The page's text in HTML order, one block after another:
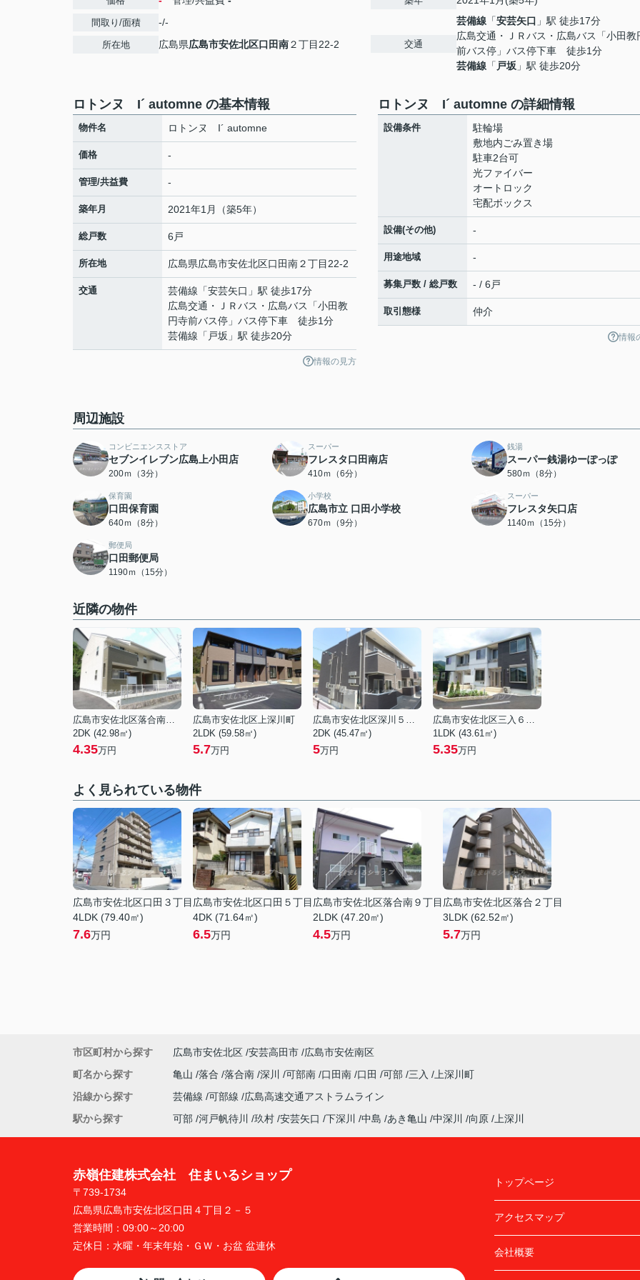
間取り/面積 -/-
所在地 広島県広島市安佐北区口田南２丁目22-2 交通
芸備線 「安芸矢口 」駅 徒歩17分
広島交通・ＪＲバス・広島バス「小田教
前バス停」バス停下車 徒歩1分
芸備線 「 戸坂 」駅 徒歩20分
ロトンヌ I´ automne の基本情報
物件名 ロトンヌ I´ automne
価格 -
管理/共益費 -
築年月 2021年1月（築5年）
総戸数 6戸
所在地 広島県広島市安佐北区口田南２丁目22-2
交通 芸備線 「安芸矢口 」駅 徒歩17分
広島交通・ＪＲバス・広島バス「小田教
円寺前バス停」バス停下車 徒歩1分
芸備線 「 戸坂 」駅 徒歩20分
情報の見方
ロトンヌ I´ automne の詳細情報
設備条件
駐輪場
敷地内ごみ置き場
駐車2台可
光ファイバー
オートロック
宅配ボックス
設備(その他) -
用途地域 -
募集戸数 / 総戸数 - / 6戸
取引態様 仲介
情報
周辺施設
コンビニエンスストア
セブンイレブン広島上小田店
200ｍ（3分）
スーパー
フレスタ口田南店
410ｍ（6分）
銭湯
スーパー銭湯ゆーぽっぽ
580ｍ（8分）
保育園
口田保育園
640ｍ（8分）
小学校
広島市立 口田小学校
670ｍ（9分）
スーパー
フレスタ矢口店
1140ｍ（15分）
郵便局
口田郵便局
1190ｍ（15分）
近隣の物件
広島市安佐北区落合南９丁目
2DK (42.98㎡)
4.35万円
広島市安佐北区上深川町
2LDK (59.58㎡)
5.7万円
広島市安佐北区深川５丁目
2DK (45.47㎡)
5万円
広島市安佐北区三入６丁目
1LDK (43.61㎡)
5.35万円
よく見られている物件
広島市安佐北区口田３丁目
4LDK (79.40㎡)
7.6万円
広島市安佐北区口田５丁目
4DK (71.64㎡)
6.5万円
広島市安佐北区落合南９丁目
2LDK (47.20㎡)
4.5万円
広島市安佐北区落合２丁目
3LDK (62.52㎡)
5.7万円
市区町村から探す 広島市安佐北区 安芸高田市 広島市安佐南区
町名から探す
亀山 落合 落合南 深川 可部南 口田南 口田 可部 三入
上深川町
沿線から探す
芸備線 可部線
広島高速交通アストラムライン
駅から探す
可部 河戸帆待川 玖村 安芸矢口 下深川 中島 あき亀山 中深川 向原 上深川
赤嶺住建株式会社 住まいるショップ
〒739-1734
広島県広島市安佐北区口田４丁目２－５
営業時間： 09:00～20:00
定休日： 水曜・年末年始・ＧＷ・お盆 盆連休
トップページ
アクセスマップ
会社概要